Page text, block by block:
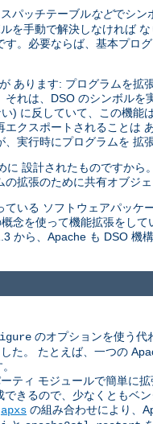
パッチテーブルなどでシン
を手動で解決しなければ
。必要ならば、基本プロ
あります: プログラムを
れは、DSO のシンボル
) に反していて、この機
クスポートされることは
実行時にプログラムを 拡
設計されたものですか
拡張のために共有オブジ
いる ソフトウェアパッ
念を使って機能拡張をし
から、Apache も DSO 機
のオプションを使う代
た。 たとえば、一つの
ティ モジュールで簡単に
きるので、少なくともベ
apxs の組み合わせにより、